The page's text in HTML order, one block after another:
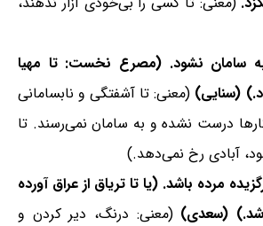
سامان نشود. (مصرع نخست: تا مهیا
(سنایی) (معنی: تا آشفتگی و نابسامانی
کارها درست نشده و به سامان نمی‌رسند. تا
آبادی رخ نمی‌دهد.)
مرده باشد. (یا تا تریاق از عراق آورده
(سعدی) (معنی: درنگ، دیر کردن و